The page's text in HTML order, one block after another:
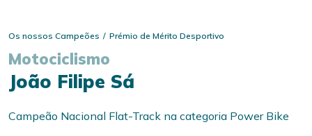
Os nossos Campeões Prémio de Mérito Desportivo
Motociclismo
João Filipe Sá
Campeão Nacional Flat-Track na categoria Power Bike